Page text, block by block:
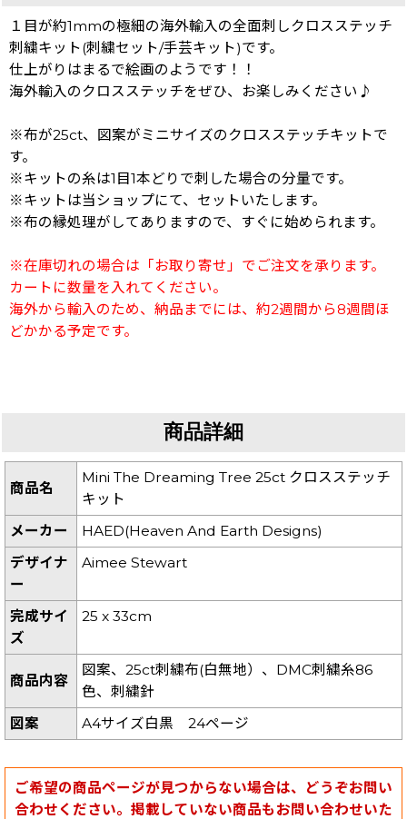
１目が約1mmの極細の海外輸入の全面刺しクロスステッチ
刺繍キット(刺繍セット/手芸キット)です。
仕上がりはまるで絵画のようです！！
海外輸入のクロスステッチをぜひ、お楽しみください♪
※布が25ct、図案がミニサイズのクロスステッチキットで
す。
※キットの糸は1目1本どりで刺した場合の分量です。
※キットは当ショップにて、セットいたします。
※布の縁処理がしてありますので、すぐに始められます。
※在庫切れの場合は「お取り寄せ」でご注文を承ります。
カートに数量を入れてください。
海外から輸入のため、納品までには、約2週間から8週間ほ
どかかる予定です。
商品詳細
商品名
Mini The Dreaming Tree 25ct クロスステッチ
キット
メーカー
HAED(Heaven And Earth Designs)
デザイナ
ー
Aimee Stewart
完成サイ
ズ
25 x 33cm
商品内容
図案、25ct刺繍布(白無地）、DMC刺繍糸86
色、刺繍針
図案
A4サイズ白黒 24ページ
ご希望の商品ページが見つからない場合は、どうぞお問い
合わせください。掲載していない商品もお問い合わせいた